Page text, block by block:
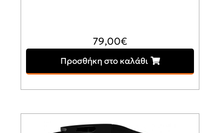
79,00€
Προσθήκη στο καλάθι